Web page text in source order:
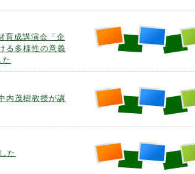
育成講演会「企
る多様性の意義
内茂樹教授が講
た